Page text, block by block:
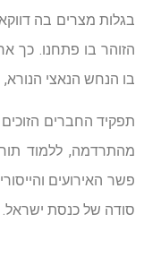
בגלות מצרים בה
הזוהר בו פתחנו. כך
בו הנחש הנאצי
תפקיד החברים
מהתרדמה, ללמוד
פשר האירועים
סודה של כנסת ישראל.